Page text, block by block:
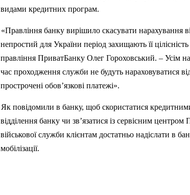
видами кредитних програм.
«Правління банку вирішило скасувати нарахування
непростий для України період захищають її
правління ПриватБанку Олег Гороховський. – Усім
час проходження служби не будуть нараховуватися
прострочені обов’язкові платежі».
Як повідомили в банку, щоб скористатися
відділення банку чи зв’язатися із сервісним
військової служби клієнтам достатньо надіслати в
мобілізації.